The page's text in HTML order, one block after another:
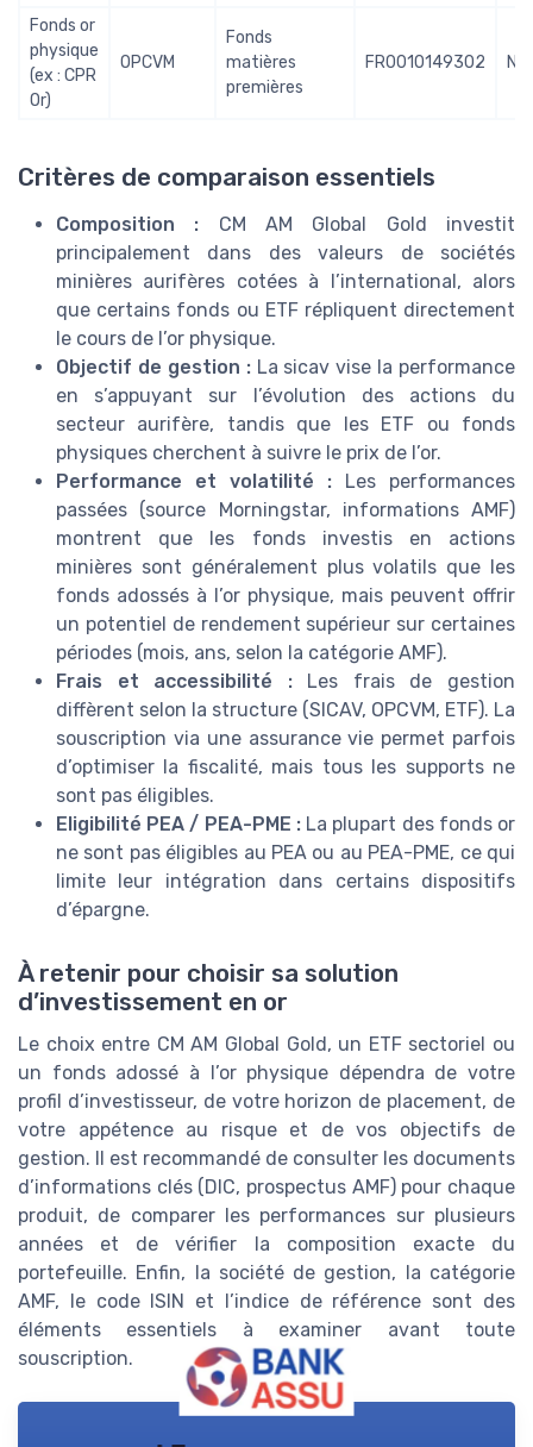
Fonds or
physique
(ex : CPR
Or)
OPCVM
Fonds
matières
premières
FR0010149302
Critères de comparaison essentiels
Composition : CM AM Global Gold investit
principalement dans des valeurs de sociétés
minières aurifères cotées à l’international, alors
que certains fonds ou ETF répliquent directement
le cours de l’or physique.
Objectif de gestion :La sicav vise la performance
en s’appuyant sur l’évolution des actions du
secteur aurifère, tandis que les ETF ou fonds
physiques cherchent à suivre le prix de l’or.
Performance et volatilité : Les performances
passées (source Morningstar, informations AMF)
montrent que les fonds investis en actions
minières sont généralement plus volatils que les
fonds adossés à l’or physique, mais peuvent offrir
un potentiel de rendement supérieur sur certaines
périodes (mois, ans, selon la catégorie AMF).
Frais et accessibilité :Les frais de gestion
diffèrent selon la structure (SICAV, OPCVM, ETF). La
souscription via une assurance vie permet parfois
d’optimiser la fiscalité, mais tous les supports ne
sont pas éligibles.
Eligibilité PEA / PEA-PME :La plupart des fonds or
ne sont pas éligibles au PEA ou au PEA-PME, ce qui
limite leur intégration dans certains dispositifs
d’épargne.
À retenir pour choisir sa solution
d’investissement en or
Le choix entre CM AM Global Gold, un ETF sectoriel ou
un fonds adossé à l’or physique dépendra de votre
profil d’investisseur, de votre horizon de placement, de
votre appétence au risque et de vos objectifs de
gestion. Il est recommandé de consulter les documents
d’informations clés (DIC, prospectus AMF) pour chaque
produit, de comparer les performances sur plusieurs
années et de vérifier la composition exacte du
portefeuille. Enfin, la société de gestion, la catégorie
AMF, le code ISIN et l’indice de référence sont des
éléments essentiels à examiner avant toute
souscription.